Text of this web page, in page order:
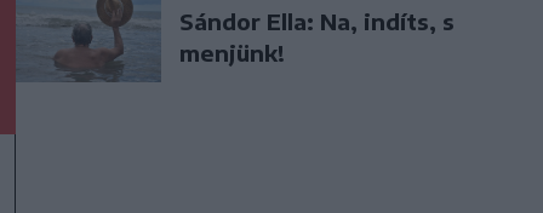
Sándor Ella: Na, indíts, s
menjünk!